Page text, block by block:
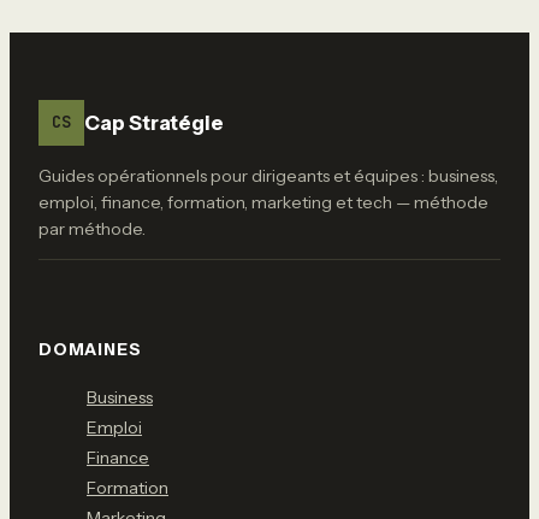
rentabilité et
acquisition
CS Cap Stratégie
Guides opérationnels pour dirigeants et équipes : business,
emploi, finance, formation, marketing et tech — méthode
par méthode.
DOMAINES
Business
Emploi
Finance
Formation